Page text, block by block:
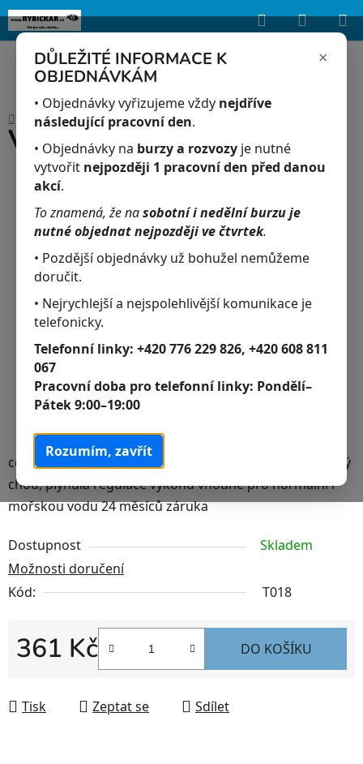
×
DŮLEŽITÉ INFORMACE K
OBJEDNÁVKÁM
• Objednávky vyřizujeme vždy nejdříve
následující pracovní den.
• Objednávky na burzy a rozvozy je nutné
vytvořit nejpozději 1 pracovní den před danou
akcí.
To znamená, že nasobotní i nedělní burzu je
nutné objednat nejpozději ve čtvrtek.
• Pozdější objednávky už bohužel nemůžeme
doručit.
• Nejrychlejší a nejspolehlivější komunikace je
telefonicky.
Telefonní linky: +420 776 229 826, +420 608 811
067
Pracovní doba pro telefonní linky: Pondělí–
Pátek 9:00–19:00
Rozumím, zavřít
Upozorňujeme, že uvedená skladová dostupnost je orientační a může se
lišit podle aktuálních objednávek a prodeje v reálném čase.
obsah
Hledat
KOŠÍK
DomůAkvaristika / Vnitřní čerpadlo JK-IP202
celoponorné, 10 W/600 l/h, pro akvárium 400–600 l tichý
chod, plynulá regulace výkonu vhodné pro normální i
mořskou vodu 24 měsíců záruka
Dostupnost
Skladem
Možnosti doručení
Kód:
T018
361 Kč DO KOŠÍKU
Tisk Zeptat se Sdílet
Vnitřní čerpadlo JK-IP202